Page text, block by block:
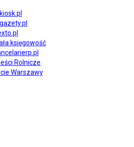
księgowość
Rolnicze
Warszawy